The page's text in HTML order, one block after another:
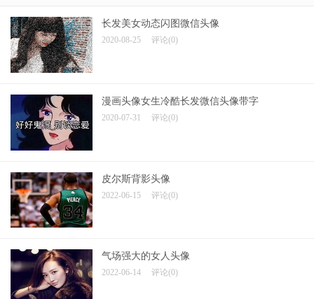
长发美女动态闪图微信头像
2020-08-25 评论(0)
漫画头像女生冷酷长发微信头像带字
2020-07-31 评论(0)
皮尔斯背影头像
2022-06-15 评论(0)
气场强大的女人头像
2022-06-14 评论(0)